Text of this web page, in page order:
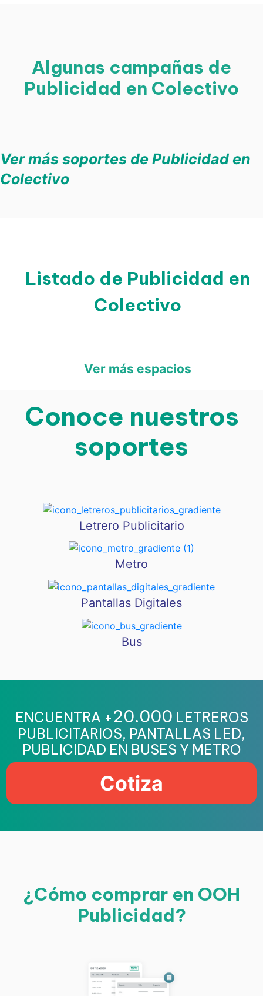
Algunas campañas de
Publicidad en Colectivo
Ver más soportes de Publicidad en
Colectivo
Listado de Publicidad en
Colectivo
Ver más espacios
Conoce nuestros
soportes
Letrero Publicitario
Metro
Pantallas Digitales
Bus
ENCUENTRA +20.000 LETREROS
PUBLICITARIOS, PANTALLAS LED,
PUBLICIDAD EN BUSES Y METRO
Cotiza
¿Cómo comprar en OOH
Publicidad?